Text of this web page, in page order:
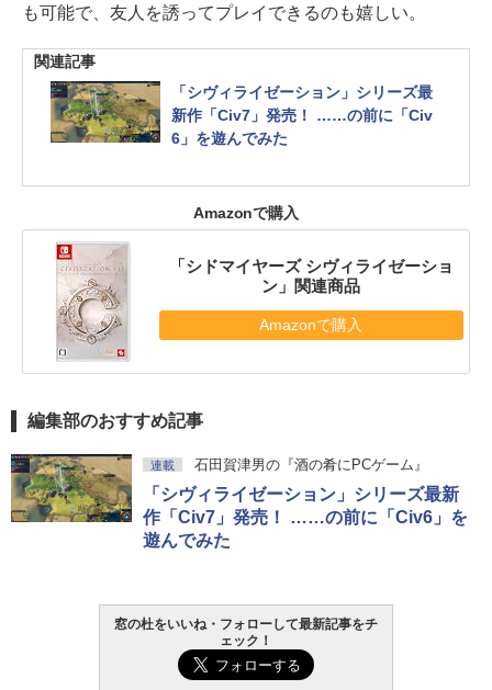
も可能で、友人を誘ってプレイできるのも嬉しい。
関連記事
「シヴィライゼーション」シリーズ最
新作「Civ7」発売！ ……の前に「Civ
6」を遊んでみた
Amazonで購入
「シドマイヤーズ シヴィライゼーショ
ン」関連商品
Amazonで購入
編集部のおすすめ記事
連載 石田賀津男の『酒の肴にPCゲーム』
「シヴィライゼーション」シリーズ最新
作「Civ7」発売！ ……の前に「Civ6」を
遊んでみた
窓の杜をいいね・フォローして最新記事をチ
ェック！